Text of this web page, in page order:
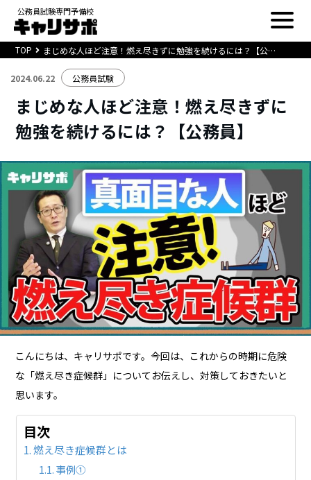
公務員試験専門予備校
TOP まじめな人ほど注意！燃え尽きずに勉強を続けるには？【公務員】
2024.06.22 公務員試験
まじめな人ほど注意！燃え尽きずに
勉強を続けるには？【公務員】
こんにちは、キャリサポです。今回は、これからの時期に危険
な「燃え尽き症候群」についてお伝えし、対策しておきたいと
思います。
目次
燃え尽き症候群とは
事例①